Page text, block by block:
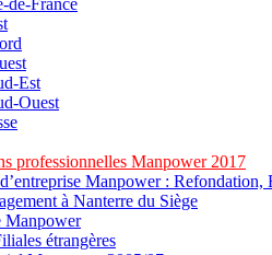
de-France
Est
Ouest
professionnelles Manpower 2017
Manpower : Refondation,
à Nanterre du Siège
Manpower
étrangères